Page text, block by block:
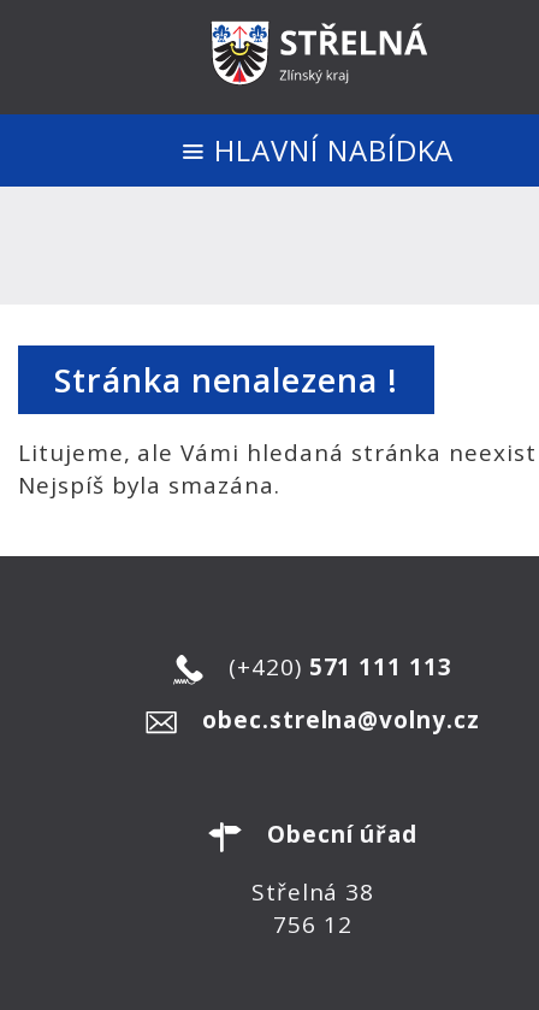
HLAVNÍ NABÍDKA
Stránka nenalezena !
Litujeme, ale Vámi hledaná stránka
Nejspíš byla smazána.
(+420) 571 111 113
obec.strelna@volny.cz
Obecní úřad
Střelná 38
756 12